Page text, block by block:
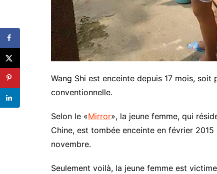
Wang Shi est enceinte depuis 17 mois, soit
conventionnelle.
Selon le «Mirror», la jeune femme, qui
Chine, est tombée enceinte en février
novembre.
Seulement voilà, la jeune femme est